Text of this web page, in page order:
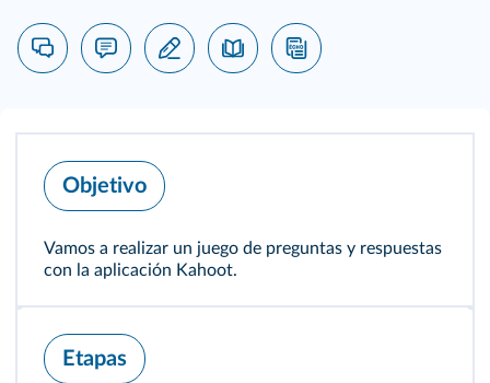
Objetivo
Vamos a realizar un juego de preguntas y respuestas
con la aplicación Kahoot.
Etapas